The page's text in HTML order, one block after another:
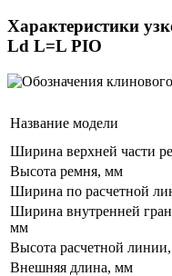
Характеристики
Ld L=L PIO
Название модели
Ширина верхней части
Высота ремня, мм
Ширина по расчетной
Ширина внутренней
мм
Высота расчетной
Внешняя длина, мм